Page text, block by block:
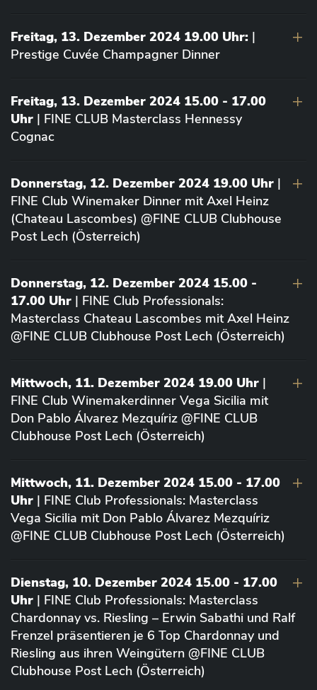
Freitag, 13. Dezember 2024 19.00 Uhr: |
Prestige Cuvée Champagner Dinner
Freitag, 13. Dezember 2024 15.00 - 17.00
Uhr | FINE CLUB Masterclass Hennessy
Cognac
Donnerstag, 12. Dezember 2024 19.00 Uhr |
FINE Club Winemaker Dinner mit Axel Heinz
(Chateau Lascombes) @FINE CLUB Clubhouse
Post Lech (Österreich)
Donnerstag, 12. Dezember 2024 15.00 -
17.00 Uhr | FINE Club Professionals:
Masterclass Chateau Lascombes mit Axel Heinz
@FINE CLUB Clubhouse Post Lech (Österreich)
Mittwoch, 11. Dezember 2024 19.00 Uhr |
FINE Club Winemakerdinner Vega Sicilia mit
Don Pablo Álvarez Mezquíriz @FINE CLUB
Clubhouse Post Lech (Österreich)
Mittwoch, 11. Dezember 2024 15.00 - 17.00
Uhr | FINE Club Professionals: Masterclass
Vega Sicilia mit Don Pablo Álvarez Mezquíriz
@FINE CLUB Clubhouse Post Lech (Österreich)
Dienstag, 10. Dezember 2024 15.00 - 17.00
Uhr | FINE Club Professionals: Masterclass
Chardonnay vs. Riesling – Erwin Sabathi und Ralf
Frenzel präsentieren je 6 Top Chardonnay und
Riesling aus ihren Weingütern @FINE CLUB
Clubhouse Post Lech (Österreich)